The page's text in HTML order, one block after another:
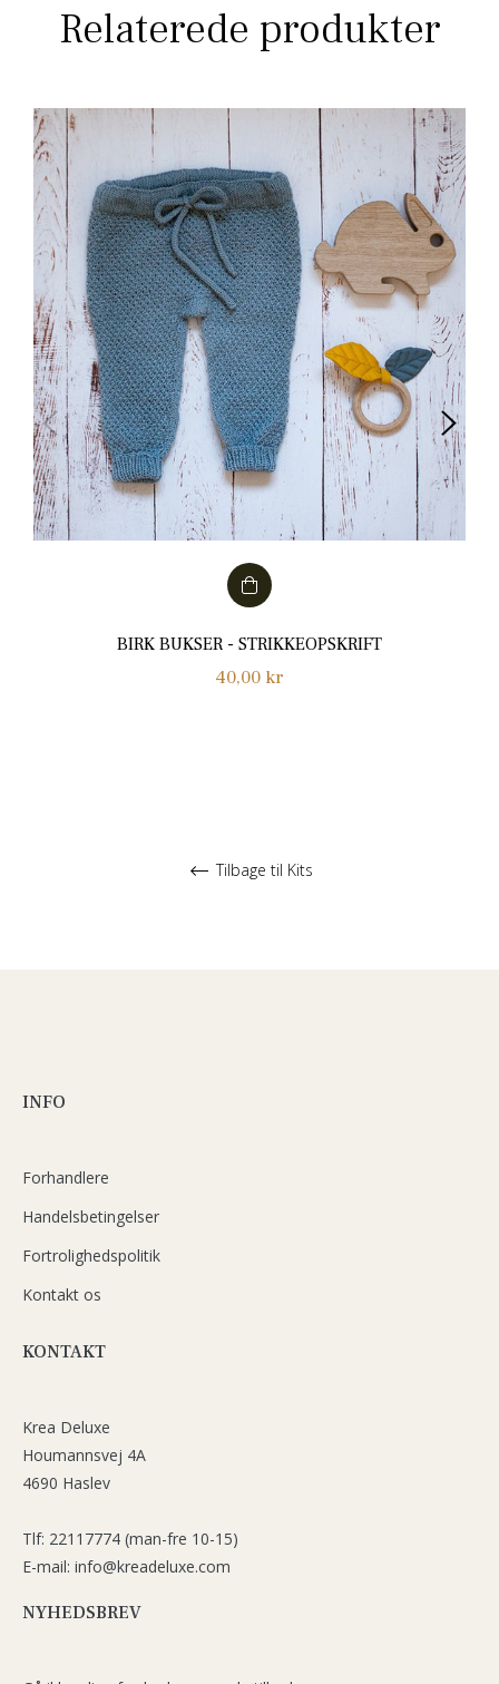
Relaterede produkter
BIRK BUKSER - STRIKKEOPSKRIFT
Normalpris
40,00 kr
Tilbage til Kits
INFO
Forhandlere
Handelsbetingelser
Fortrolighedspolitik
Kontakt os
KONTAKT
Krea Deluxe
Houmannsvej 4A
4690 Haslev
Tlf: 22117774 (man-fre 10-15)
E-mail: info@kreadeluxe.com
NYHEDSBREV